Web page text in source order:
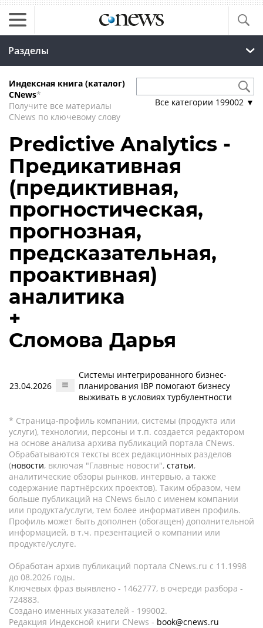
Разделы
Индексная книга (каталог)
CNews*
Получите все материалы
CNews по ключевому слову
Все категории 199002 ▼
Predictive Analytics -
Предикативная
(предиктивная,
прогностическая,
прогнозная,
предсказательная,
проактивная)
аналитика
+
Сломова Дарья
23.04.2026
Системы интегрированного бизнес-
планирования IBP помогают бизнесу
выживать в условиях турбулентности
* Страница-профиль компании, системы (продукта или
услуги), технологии, персоны и т.п. создается редактором
на основе анализа архива публикаций портала CNews.
Обрабатываются тексты всех редакционных разделов
(новости, включая "Главные новости", статьи,
аналитические обзоры рынков, интервью, а также
содержание партнёрских проектов). Таким образом, чем
больше публикаций на CNews было с именем компании
или продукта/услуги, тем более информативен профиль.
Профиль может быть дополнен (обогащен) дополнительной
информацией, в т.ч. презентацией о компании или
продукте/услуге.
Обработан архив публикаций портала CNews.ru c 11.1998
до 08.2026 годы.
Ключевых фраз выявлено - 1462777, в очереди разбора -
724883.
Создано именных указателей - 199002.
Редакция Индексной книги CNews - book@cnews.ru